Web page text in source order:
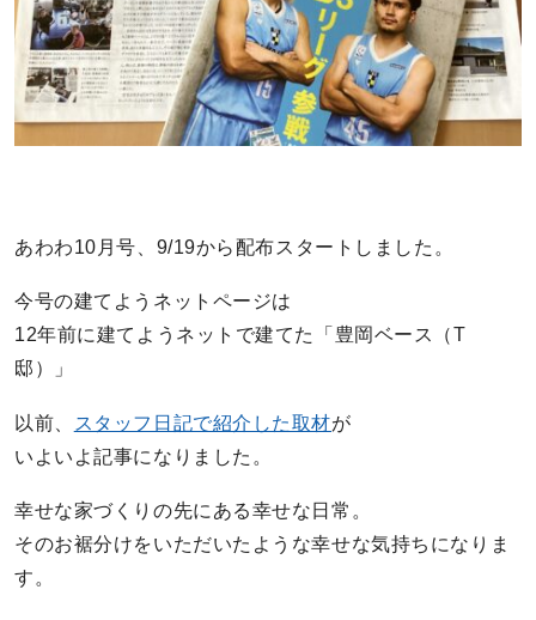
あわわ10月号、9/19から配布スタートしました。
今号の建てようネットページは
12年前に建てようネットで建てた「豊岡ベース（T
邸）」
以前、 スタッフ日記で紹介した取材が
いよいよ記事になりました。
幸せな家づくりの先にある幸せな日常。
そのお裾分けをいただいたような幸せな気持ちになりま
す。